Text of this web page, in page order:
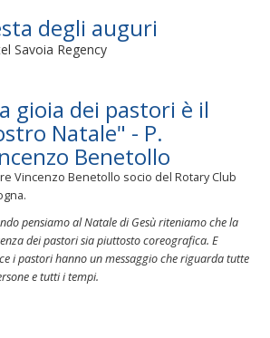
degli auguri
Savoia Regency
gioia dei pastori è il
Natale" - P.
Benetollo
Vincenzo Benetollo socio del Rotary Club
pensiamo al Natale di Gesù riteniamo che la
dei pastori sia piuttosto coreografica. E
i pastori hanno un messaggio che riguarda tutte
e tutti i tempi.